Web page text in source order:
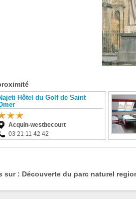
Hôtel du Golf de Saint
Acquin-westbecourt
03 21 11 42 42
sur : Découverte du parc naturel